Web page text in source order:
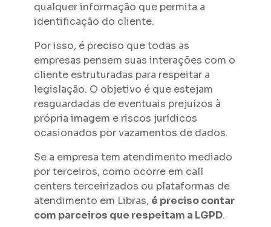
qualquer informação que permita a
identificação do cliente.
Por isso, é preciso que todas as
empresas pensem suas interações com o
cliente estruturadas para respeitar a
legislação. O objetivo é que estejam
resguardadas de eventuais prejuízos à
própria imagem e riscos jurídicos
ocasionados por vazamentos de dados.
Se a empresa tem atendimento mediado
por terceiros, como ocorre em call
centers terceirizados ou plataformas de
atendimento em Libras, é preciso contar
com parceiros que respeitam a LGPD.